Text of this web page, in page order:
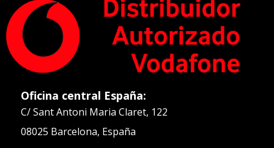
Oficina central España:
C/ Sant Antoni Maria Claret, 122
08025 Barcelona, España